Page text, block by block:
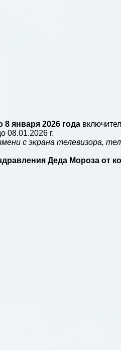
8 января 2026 года
08.01.2026 г.
с экрана телевизора,
Деда Мороза от